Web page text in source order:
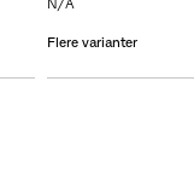
N/A
Flere varianter